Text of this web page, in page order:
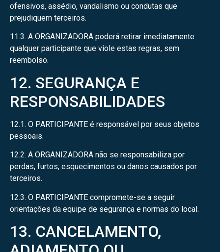
ofensivos, assédio, vandalismo ou condutas que
prejudiquem terceiros.
11.3. A ORGANIZADORA poderá retirar imediatamente
qualquer participante que viole estas regras, sem
reembolso.
12. SEGURANÇA E
RESPONSABILIDADES
12.1. O PARTICIPANTE é responsável por seus objetos
pessoais.
12.2. A ORGANIZADORA não se responsabiliza por
perdas, furtos, esquecimentos ou danos causados por
terceiros.
12.3. O PARTICIPANTE compromete-se a seguir
orientações da equipe de segurança e normas do local.
13. CANCELAMENTO,